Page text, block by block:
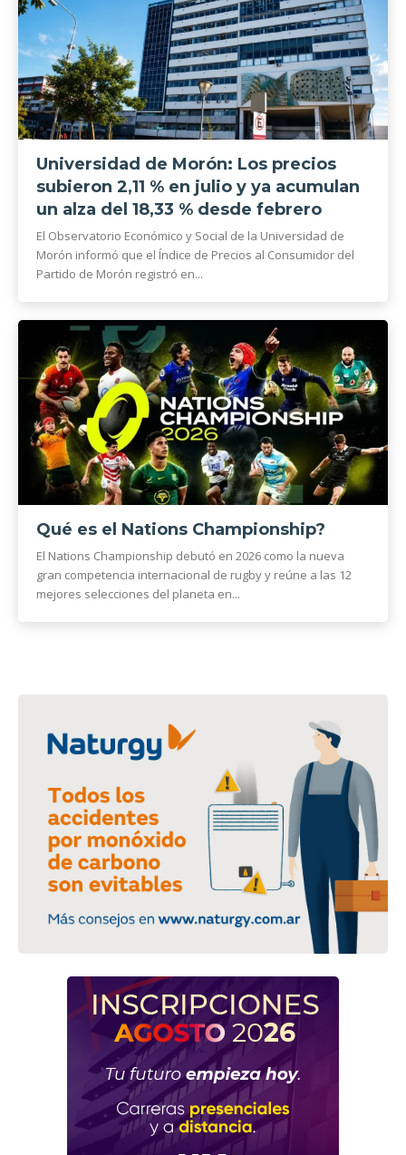
Universidad de Morón: Los precios
subieron 2,11 % en julio y ya acumulan
un alza del 18,33 % desde febrero
El Observatorio Económico y Social de la Universidad de
Morón informó que el Índice de Precios al Consumidor del
Partido de Morón registró en...
Qué es el Nations Championship?
El Nations Championship debutó en 2026 como la nueva
gran competencia internacional de rugby y reúne a las 12
mejores selecciones del planeta en...